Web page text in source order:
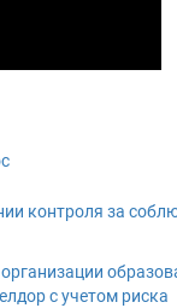
контроля за
с учетом риска